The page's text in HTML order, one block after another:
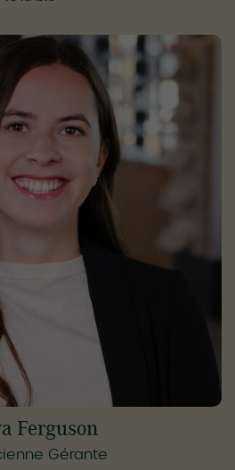
Ferguson
Gérante